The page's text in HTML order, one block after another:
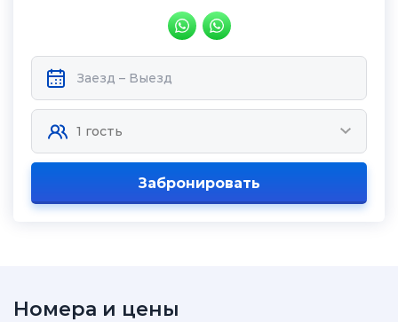
Забронировать
Номера и цены